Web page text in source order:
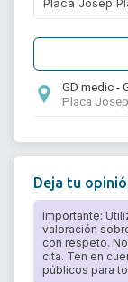
GD medic -
Placa
Deja tu
Importante:
valoración
con respeto.
cita. Ten en
públicos para